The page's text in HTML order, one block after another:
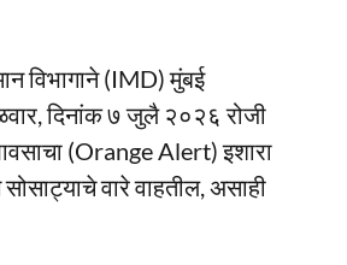
विभागाने (IMD) मुंबई
दिनांक ७ जुलै २०२६ रोजी
(Orange Alert) इशारा
वारे वाहतील, असाही